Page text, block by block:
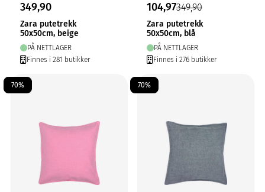
349,90
Zara putetrekk
50x50cm, beige
PÅ NETTLAGER
Finnes i 281 butikker
104,97349,90
Zara putetrekk
50x50cm, blå
PÅ NETTLAGER
Finnes i 276 butikker
70% 70%